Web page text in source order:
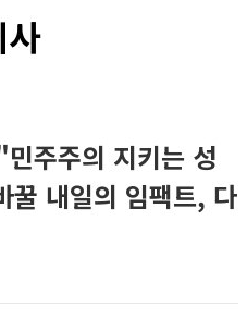
주주의 지키는 성
내일의 임팩트, 다